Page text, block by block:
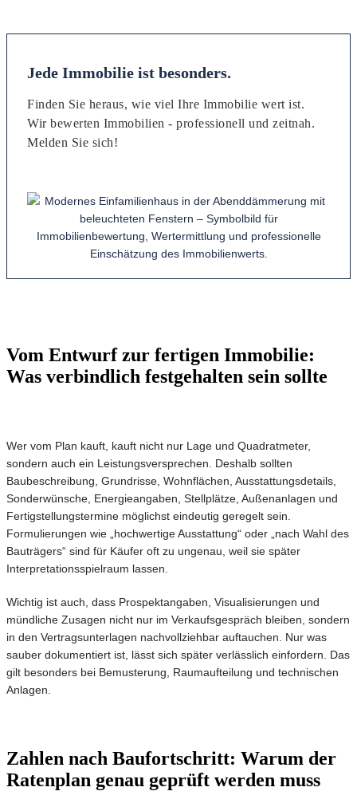
Jede Immobilie ist besonders.
Finden Sie heraus, wie viel Ihre Immobilie wert ist.
Wir bewerten Immobilien - professionell und zeitnah.
Melden Sie sich!
Vom Entwurf zur fertigen Immobilie:
Was verbindlich festgehalten sein sollte
Wer vom Plan kauft, kauft nicht nur Lage und Quadratmeter,
sondern auch ein Leistungsversprechen. Deshalb sollten
Baubeschreibung, Grundrisse, Wohnflächen, Ausstattungsdetails,
Sonderwünsche, Energieangaben, Stellplätze, Außenanlagen und
Fertigstellungstermine möglichst eindeutig geregelt sein.
Formulierungen wie „hochwertige Ausstattung“ oder „nach Wahl des
Bauträgers“ sind für Käufer oft zu ungenau, weil sie später
Interpretationsspielraum lassen.
Wichtig ist auch, dass Prospektangaben, Visualisierungen und
mündliche Zusagen nicht nur im Verkaufsgespräch bleiben, sondern
in den Vertragsunterlagen nachvollziehbar auftauchen. Nur was
sauber dokumentiert ist, lässt sich später verlässlich einfordern. Das
gilt besonders bei Bemusterung, Raumaufteilung und technischen
Anlagen.
Zahlen nach Baufortschritt: Warum der
Ratenplan genau geprüft werden muss